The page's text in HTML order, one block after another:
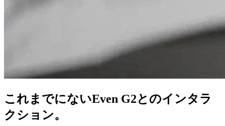
これまでにないEven G2とのインタラ
クション。